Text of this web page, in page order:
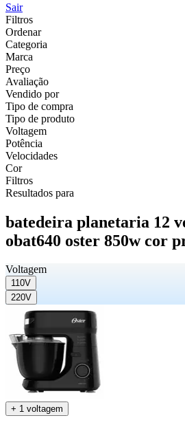
Sair
Filtros
Ordenar
Categoria
Marca
Preço
Avaliação
Vendido por
Tipo de compra
Tipo de produto
Voltagem
Potência
Velocidades
Cor
Filtros
Resultados para
batedeira planetaria 12
obat640 oster 850w cor
Voltagem
110V
220V
+ 1 voltagem